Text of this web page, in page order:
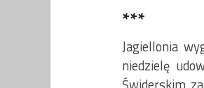
***
Jagiellonia
niedzielę